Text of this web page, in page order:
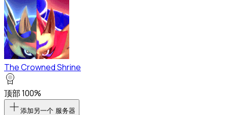
The Crowned Shrine
顶部 100%
添加另一个 服务器